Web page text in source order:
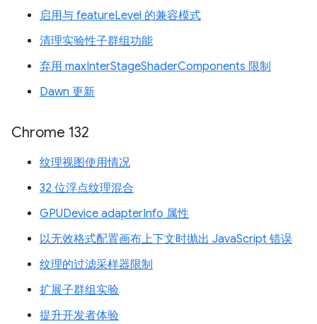
启用与 featureLevel 的兼容模式
清理实验性子群组功能
弃用 maxInterStageShaderComponents 限制
Dawn 更新
Chrome 132
纹理视图使用情况
32 位浮点纹理混合
GPUDevice adapterInfo 属性
以无效格式配置画布上下文时抛出 JavaScript 错误
纹理的过滤采样器限制
扩展子群组实验
提升开发者体验